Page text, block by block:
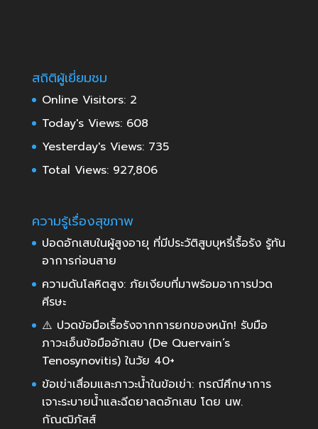
สถิติผู้เยี่ยมชม
Online Visitors: 2
Today's Views: 608
Yesterday's Views: 735
Total Views: 927,806
ความรู้เรื่องสุขภาพ
ปอดอักเสบในผู้สูงอายุ ที่มีประวัติสูบบุหรี่เรื้อรัง รู้ทัน
อาการก่อนสาย
ความดันโลหิตสูง: ภัยเงียบที่มาพร้อมอาการปวด
ศีรษะ
⚠️ ปวดข้อมือเรื้อรังจากการยกของหนัก! รับมือ
ภาวะเอ็นข้อมืออักเสบ (De Quervain’s
Tenosynovitis) ในวัย 40+
ข้อเข่าเสื่อมและภาวะน้ำในข้อเข่า: กรณีศึกษาการ
เจาะระบายน้ำและฉีดยาลดอักเสบ โดย นพ.
กัณฒิภัสส์